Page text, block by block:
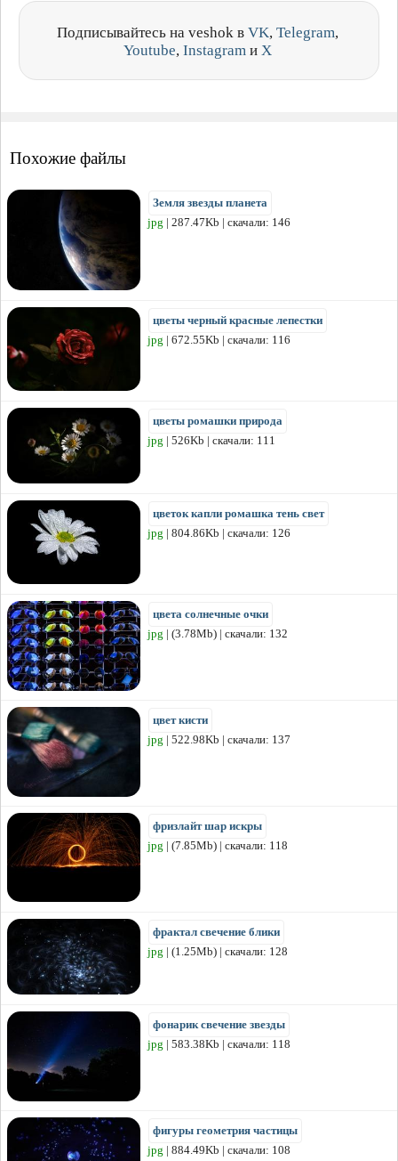
Подписывайтесь на veshok в VK, Telegram,
Youtube, Instagram и X
Похожие файлы
Земля звезды планета
jpg | 287.47Kb | скачали: 146
цветы черный красные лепестки
jpg | 672.55Kb | скачали: 116
цветы ромашки природа
jpg | 526Kb | скачали: 111
цветок капли ромашка тень свет
jpg | 804.86Kb | скачали: 126
цвета солнечные очки
jpg | (3.78Mb) | скачали: 132
цвет кисти
jpg | 522.98Kb | скачали: 137
фризлайт шар искры
jpg | (7.85Mb) | скачали: 118
фрактал свечение блики
jpg | (1.25Mb) | скачали: 128
фонарик свечение звезды
jpg | 583.38Kb | скачали: 118
фигуры геометрия частицы
jpg | 884.49Kb | скачали: 108